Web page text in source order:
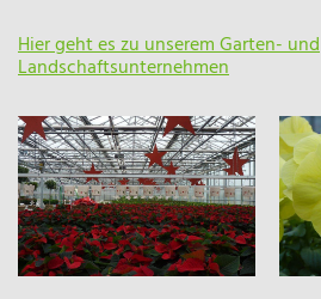
Hier geht es zu unserem Garten- und
Landschaftsunternehmen